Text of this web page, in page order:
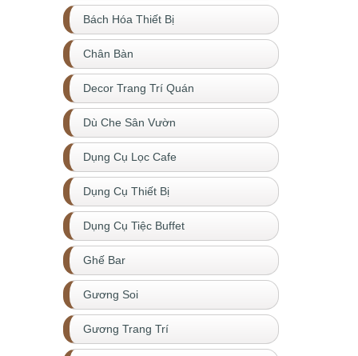
Bách Hóa Thiết Bị
Chân Bàn
Decor Trang Trí Quán
Dù Che Sân Vườn
Dụng Cụ Lọc Cafe
Dụng Cụ Thiết Bị
Dụng Cụ Tiệc Buffet
Ghế Bar
Gương Soi
Gương Trang Trí